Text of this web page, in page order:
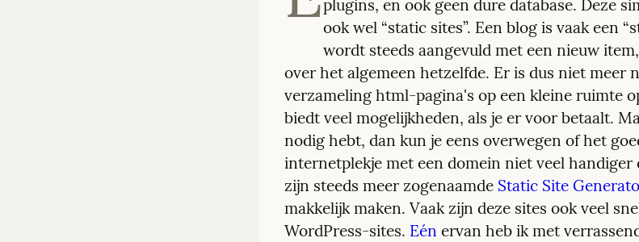
plugins, en ook geen dure database. Deze
ook wel “static sites”. Een blog is vaak een
wordt steeds aangevuld met een nieuw
over het algemeen hetzelfde. Er is dus niet meer
verzameling html-pagina's op een kleine ruimte
biedt veel mogelijkheden, als je er voor betaalt.
nodig hebt, dan kun je eens overwegen of het
internetplekje met een domein niet veel handiger
zijn steeds meer zogenaamde Static Site
makkelijk maken. Vaak zijn deze sites ook veel
WordPress-sites. Eén ervan heb ik met